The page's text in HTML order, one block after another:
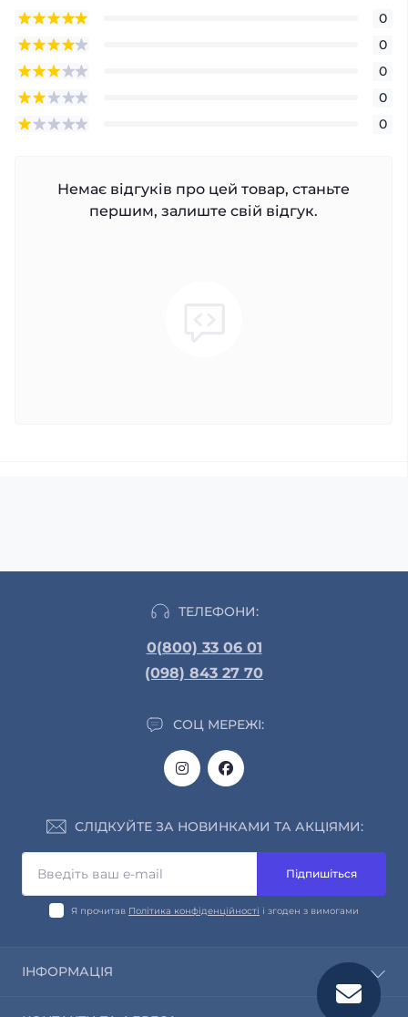
0
0
0
0
0
Немає відгуків про цей товар, станьте
першим, залиште свій відгук.
ТЕЛЕФОНИ:
0(800) 33 06 01
(098) 843 27 70
СОЦ МЕРЕЖІ:
СЛІДКУЙТЕ ЗА НОВИНКАМИ ТА АКЦІЯМИ:
Підпишіться
Я прочитав Політика конфіденційності і згоден з вимогами
ІНФОРМАЦІЯ